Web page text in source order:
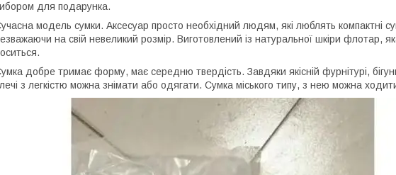
для подарунка.
модель сумки. Аксесуар просто необхідний людям, які люблять компактні
на свій невеликий розмір. Виготовлений із натуральної шкіри флотар,
добре тримає форму, має середню твердість. Завдяки якісній фурнітурі,
з легкістю можна знімати або одягати. Сумка міського типу, з нею можна